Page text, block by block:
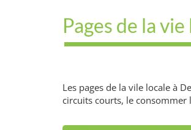
Pages de la
Les pages de la vile locale à
circuits courts, le